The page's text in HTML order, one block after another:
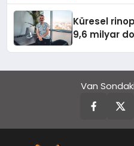
Küresel
9,6 milyar
Van